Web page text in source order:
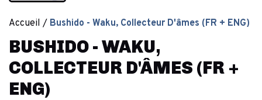
Accueil Bushido - Waku, Collecteur D'âmes (FR + ENG)
BUSHIDO - WAKU,
COLLECTEUR D'ÂMES (FR +
ENG)